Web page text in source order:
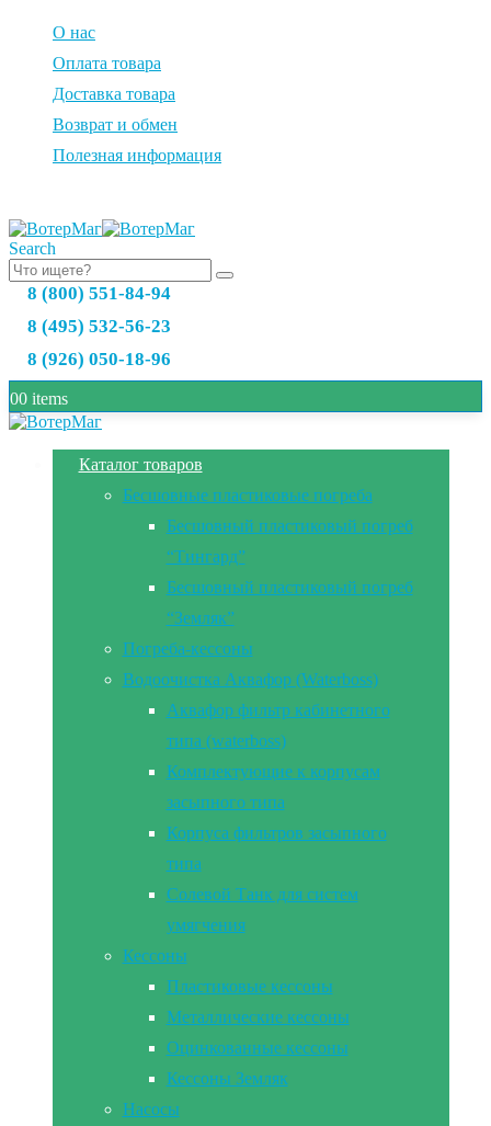
О нас
Оплата товара
Доставка товара
Возврат и обмен
Полезная информация
Search
8 (800) 551-84-94
8 (495) 532-56-23
8 (926) 050-18-96
00 items
Каталог товаров
Бесшовные пластиковые погреба
Бесшовный пластиковый погреб
“Тингард”
Бесшовный пластиковый погреб
“Земляк”
Погреба-кессоны
Водоочистка Аквафор (Waterboss)
Аквафор фильтр кабинетного
типа (waterboss)
Комплектующие к корпусам
засыпного типа
Корпуса фильтров засыпного
типа
Солевой Танк для систем
умягчения
Кессоны
Пластиковые кессоны
Металлические кессоны
Оцинкованные кессоны
Кессоны Земляк
Насосы